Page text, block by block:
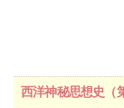
西洋神秘思想史（